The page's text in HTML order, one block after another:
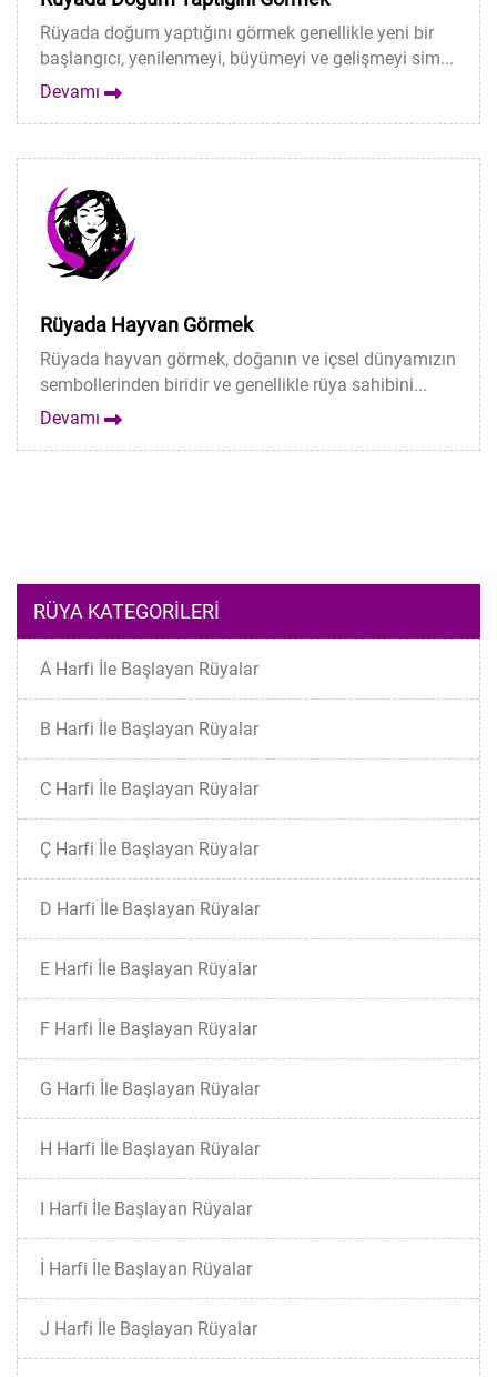
Rüyada doğum yaptığını görmek genellikle yeni bir
başlangıcı, yenilenmeyi, büyümeyi ve gelişmeyi sim...
Devamı
Rüyada Hayvan Görmek
Rüyada hayvan görmek, doğanın ve içsel dünyamızın
sembollerinden biridir ve genellikle rüya sahibini...
Devamı
RÜYA KATEGORILERI
A Harfi İle Başlayan Rüyalar
B Harfi İle Başlayan Rüyalar
C Harfi İle Başlayan Rüyalar
Ç Harfi İle Başlayan Rüyalar
D Harfi İle Başlayan Rüyalar
E Harfi İle Başlayan Rüyalar
F Harfi İle Başlayan Rüyalar
G Harfi İle Başlayan Rüyalar
H Harfi İle Başlayan Rüyalar
I Harfi İle Başlayan Rüyalar
İ Harfi İle Başlayan Rüyalar
J Harfi İle Başlayan Rüyalar